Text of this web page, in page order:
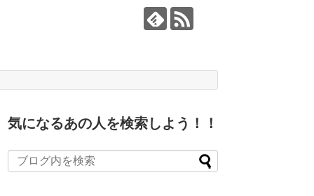
気になるあの人を検索しよう！！